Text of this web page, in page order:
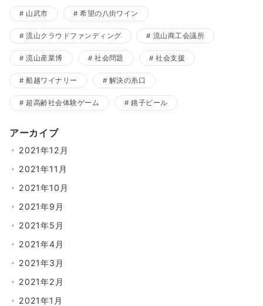
山武市 希望の八街ワイン
流山クラウドファンディング 流山商工会議所
流山産業博 社会問題 社会支援
船越ワイナリー 解決の糸口
超高齢社会体験ゲーム 銚子ビール
アーカイブ
2021年12月
2021年11月
2021年10月
2021年9月
2021年5月
2021年4月
2021年3月
2021年2月
2021年1月